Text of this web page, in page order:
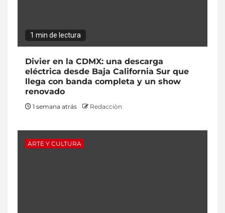
1 min de lectura
Divier en la CDMX: una descarga
eléctrica desde Baja California Sur que
llega con banda completa y un show
renovado
1 semana atrás Redacciòn
ARTE Y CULTURA